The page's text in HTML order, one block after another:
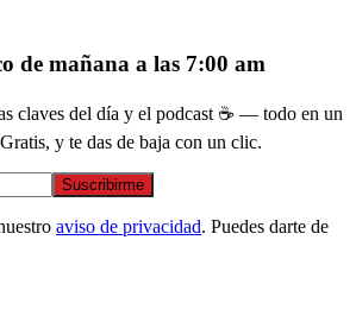
de mañana a las 7:00 am
claves del día y el podcast ☕ — todo en un
y te das de baja con un clic.
Suscribirme
aviso de privacidad. Puedes darte de